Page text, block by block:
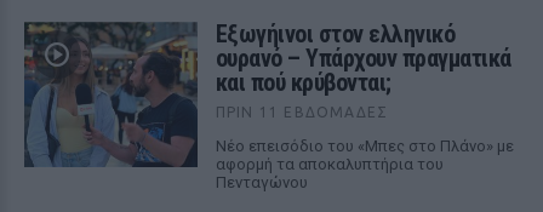
Εξωγήινοι στον ελληνικό
ουρανό – Υπάρχουν πραγματικά
και πού κρύβονται;
ΠΡΙΝ 11 ΕΒΔΟΜΆΔΕΣ
Νέο επεισόδιο του «Μπες στο Πλάνο» με
αφορμή τα αποκαλυπτήρια του
Πενταγώνου